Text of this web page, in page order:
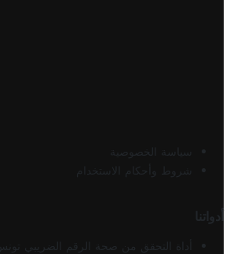
سياسة الخصوصية
شروط وأحكام الاستخدام
أدواتنا
أداة التحقق من صحة الرقم الضريبي تونس